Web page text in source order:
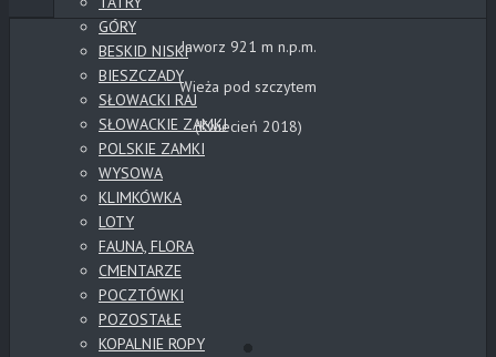
GÓRY
BESKID NISKI
BIESZCZADY
SŁOWACKI RAJ
SŁOWACKIE ZAMKI
POLSKIE ZAMKI
WYSOWA
KLIMKÓWKA
LOTY
FAUNA, FLORA
CMENTARZE
POCZTÓWKI
POZOSTAŁE
KOPALNIE ROPY
Jaworz 921 m n.p.m.
Wieża pod szczytem
(Kwiecień 2018)